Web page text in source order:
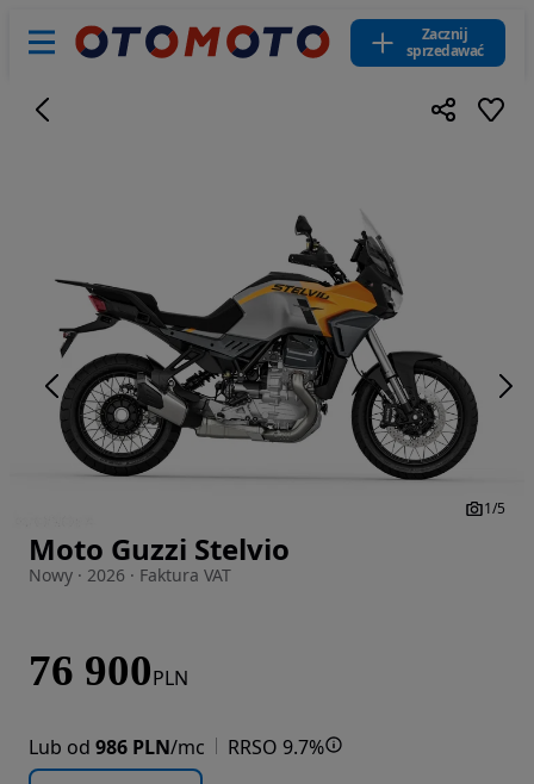
Zacznij
sprzedawać
Zdjęcie 1 z 5
1/5
Moto Guzzi Stelvio
Nowy · 2026 · Faktura VAT
76 900PLN
Lub od 986 PLN/mc RRSO 9.7%